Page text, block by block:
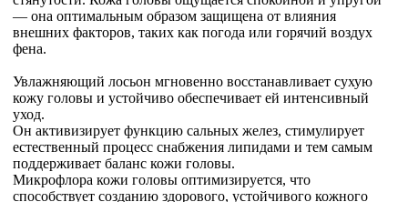
— она оптимальным образом защищена от влияния
внешних факторов, таких как погода или горячий воздух
фена.
Увлажняющий лосьон мгновенно восстанавливает сухую
кожу головы и устойчиво обеспечивает ей интенсивный
уход.
Он активизирует функцию сальных желез, стимулирует
естественный процесс снабжения липидами и тем самым
поддерживает баланс кожи головы.
Микрофлора кожи головы оптимизируется, что
способствует созданию здорового, устойчивого кожного